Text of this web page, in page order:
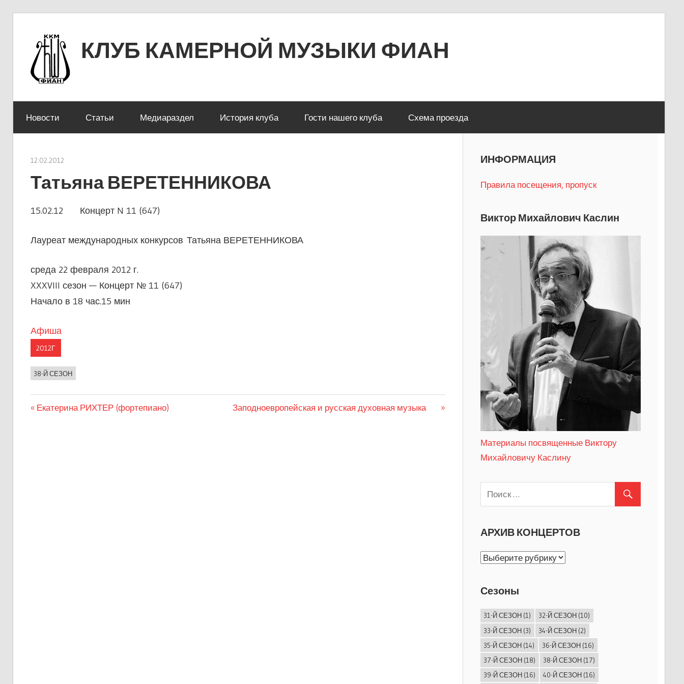
содержимому
КЛУБ КАМЕРНОЙ МУЗЫКИ ФИАН
Новости Статьи Медиараздел История клуба Гости нашего клуба Схема проезда
12.02.2012
Татьяна ВЕРЕТЕННИКОВА
15.02.12 Концерт N 11 (647)
Лауреат международных конкурсов Татьяна ВЕРЕТЕННИКОВА
среда 22 февраля 2012 г.
XXXVIII сезон — Концерт № 11 (647)
Начало в 18 час.15 мин
Афиша
2012Г
38-Й СЕЗОН
Навигация
Предыдущая
Екатерина РИХТЕР (фортепиано)
Следующая
Заподноевропейская и русская духовная музыка
ИНФОРМАЦИЯ
Правила посещения, пропуск
Виктор Михайлович Каслин
Материалы посвященные Виктору
Михайловичу Каслину
АРХИВ КОНЦЕРТОВ
АРХИВ
Сезоны
31-Й СЕЗОН (1) 32-Й СЕЗОН (10)
33-Й СЕЗОН (3) 34-Й СЕЗОН (2)
35-Й СЕЗОН (14) 36-Й СЕЗОН (16)
37-Й СЕЗОН (18) 38-Й СЕЗОН (17)
39-Й СЕЗОН (16) 40-Й СЕЗОН (16)